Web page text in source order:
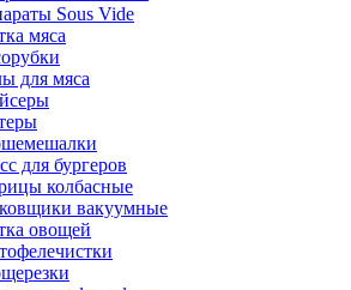
Sous Vide
мяса
для мяса
для бургеров
колбасные
вакуумные
овощей